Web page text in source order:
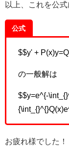
以上、これを公式
公式
$$y' +
の一般解は
$$y=e^{-
お疲れ様でした！